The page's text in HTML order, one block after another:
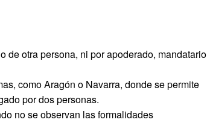
de otra persona, ni por apoderado, mandatario
como Aragón o Navarra, donde se permite
por dos personas.
no se observan las formalidades